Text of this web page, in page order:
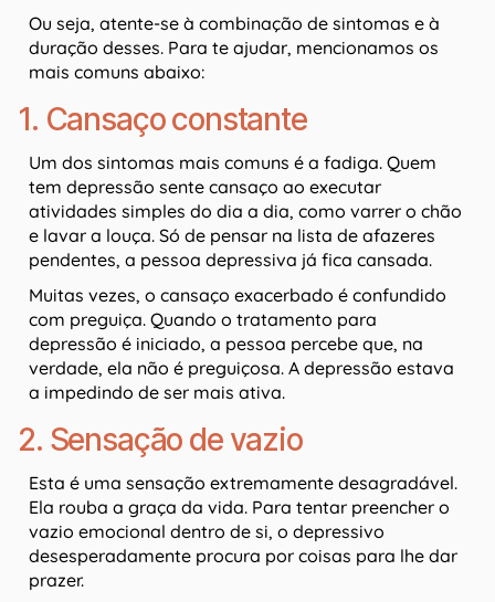
Ou seja, atente-se à combinação de sintomas e à
duração desses. Para te ajudar, mencionamos os
mais comuns abaixo:
1. Cansaço constante
Um dos sintomas mais comuns é a fadiga. Quem
tem depressão sente cansaço ao executar
atividades simples do dia a dia, como varrer o chão
e lavar a louça. Só de pensar na lista de afazeres
pendentes, a pessoa depressiva já fica cansada.
Muitas vezes, o cansaço exacerbado é confundido
com preguiça. Quando o tratamento para
depressão é iniciado, a pessoa percebe que, na
verdade, ela não é preguiçosa. A depressão estava
a impedindo de ser mais ativa.
2. Sensação de vazio
Esta é uma sensação extremamente desagradável.
Ela rouba a graça da vida. Para tentar preencher o
vazio emocional dentro de si, o depressivo
desesperadamente procura por coisas para lhe dar
prazer.